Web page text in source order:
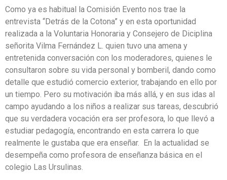
Como ya es habitual la Comisión Evento nos trae la
entrevista “Detrás de la Cotona” y en esta oportunidad
realizada a la Voluntaria Honoraria y Consejero de Diciplina
señorita Vilma Fernández L. quien tuvo una amena y
entretenida conversación con los moderadores, quienes le
consultaron sobre su vida personal y bomberil, dando como
detalle que estudió comercio exterior, trabajando en ello por
un tiempo. Pero su motivación iba más allá, y en sus idas al
campo ayudando a los niños a realizar sus tareas, descubrió
que su verdadera vocación era ser profesora, lo que llevó a
estudiar pedagogía, encontrando en esta carrera lo que
realmente le gustaba que era enseñar. En la actualidad se
desempeña como profesora de enseñanza básica en el
colegio Las Ursulinas.